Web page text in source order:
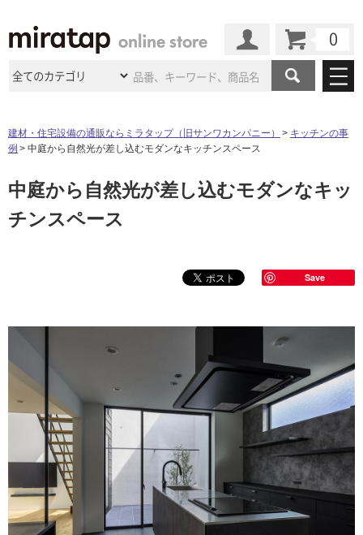
商品カテゴリ
キッチン 浴室（風呂・
バスルー
家具
照明 ペット用品
内装用建材 パネル・壁材
ロートアイアン 天然石・石材
メンテナンス・ 施工材 新商品
施工事例
施工事例 法人案件納入事例
ショールーム
ショールームのご案内
仙台ショールーム
ショールーム 札幌スマート
ショールー
ム
横浜スマートショールー
ム
ウェルビーみのお HDC
修理お問い合わせ クレーム公開
説明書・図面検索 水まわり 3年保証
お役立ち情報 住まいの
スタイリング
アイデア
ミラタップ
チャンネル
オンライン相談
その他サービス
ミラタップと創る家
工事会社紹介Coziコンシ
自分らしい家づくり
SUVACO
最高のリノベ会社がみつ
かるリノベりす
建材・住宅設備の通販ならミラタップ（旧サンワカンパニー）
キッチンの事
例
中庭から自然光が差し込むモダンなキッチンスペース
中庭から自然光が差し込むモダンなキッ
チンスペース
Save